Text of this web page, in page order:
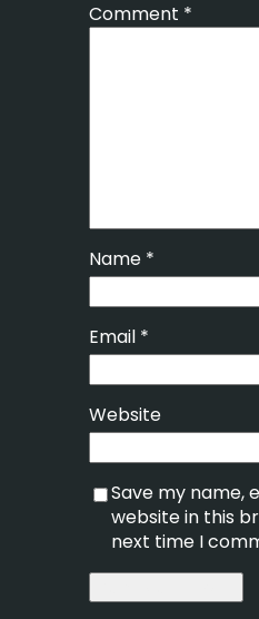
Comment *
Name *
Email *
Website
Save my name,
website in this
next time I